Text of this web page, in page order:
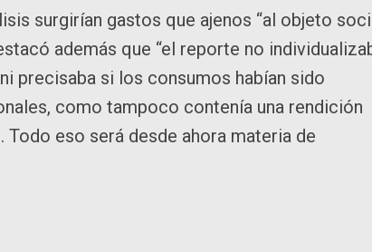
surgirían gastos que ajenos “al objeto
además que “el reporte no
precisaba si los consumos habían sido
como tampoco contenía una rendición
eso será desde ahora materia de